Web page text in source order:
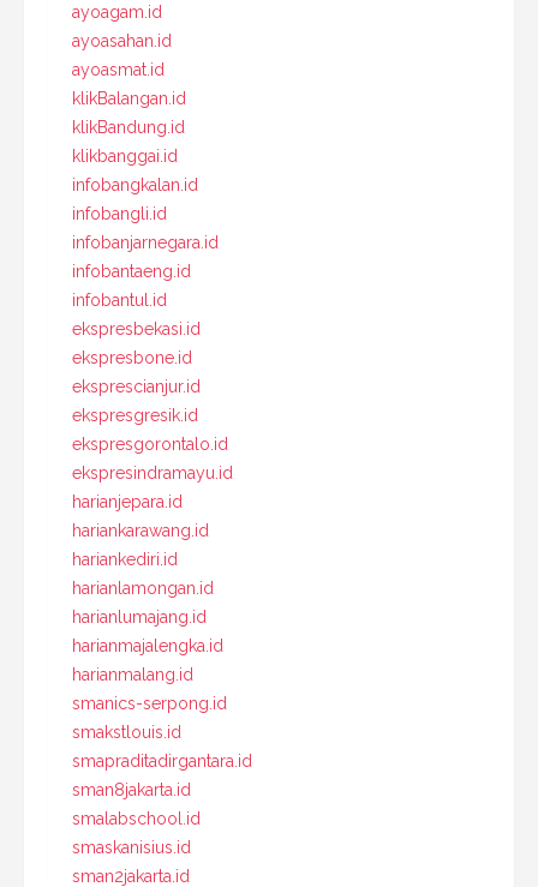
ayoagam.id
ayoasahan.id
ayoasmat.id
klikBalangan.id
klikBandung.id
klikbanggai.id
infobangkalan.id
infobangli.id
infobanjarnegara.id
infobantaeng.id
infobantul.id
ekspresbekasi.id
ekspresbone.id
eksprescianjur.id
ekspresgresik.id
ekspresgorontalo.id
ekspresindramayu.id
harianjepara.id
hariankarawang.id
hariankediri.id
harianlamongan.id
harianlumajang.id
harianmajalengka.id
harianmalang.id
smanics-serpong.id
smakstlouis.id
smapraditadirgantara.id
sman8jakarta.id
smalabschool.id
smaskanisius.id
sman2jakarta.id